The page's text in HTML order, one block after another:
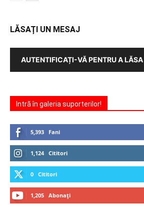
LĂSAȚI UN MESAJ
AUTENTIFICAȚI-VĂ PENTRU A
Intră în galeria suporterilor!
5,393 Fani
1,124 Cititori
0 Cititori
1,205 Abonați